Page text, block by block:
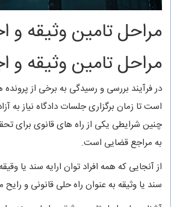
مراحل تامین وثیقه و
مراحل تامین وثیقه و
در فرآیند بررسی و رسیدگی به برخی از
است تا زمان برگزاری جلسات دادگاه نیاز به
چنین شرایطی یکی از راه های قانوی برای
به مراجع قضایی است.
از آنجایی که همه افراد توان ارایه سند یا
سند یا وثیقه به عنوان راه حلی قانونی و رایح